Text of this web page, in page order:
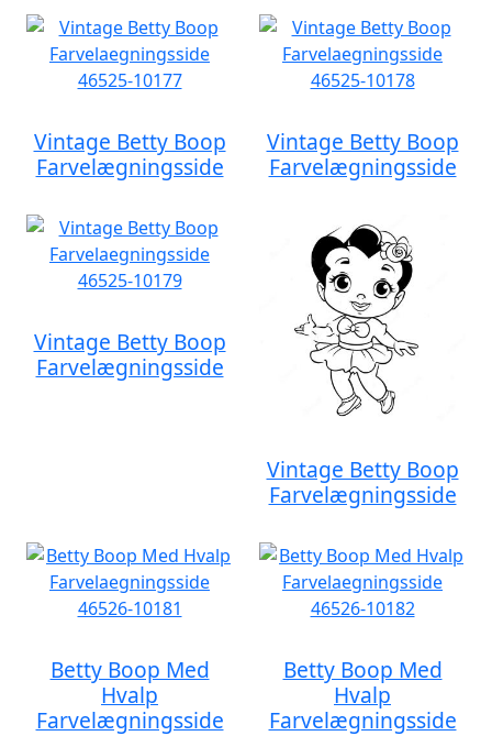
Vintage Betty Boop
Farvelægningsside
Vintage Betty Boop
Farvelægningsside
Vintage Betty Boop
Farvelægningsside
Vintage Betty Boop
Farvelægningsside
Betty Boop Med
Hvalp
Farvelægningsside
Betty Boop Med
Hvalp
Farvelægningsside